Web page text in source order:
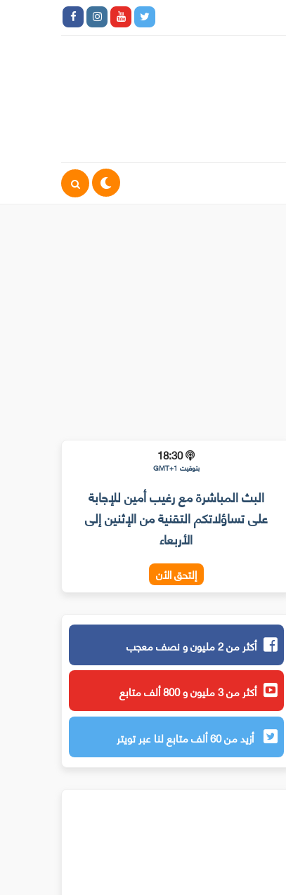
18:30
بتوقيت GMT+1
البث المباشرة مع رغيب أمين للإجابة
على تساؤلاتكم التقنية من الإثنين إلى
الأربعاء
إلتحق الأن
أكثر من 2 مليون و نصف معجب
أكثر من 3 مليون و 800 ألف متابع
أزيد من 60 ألف متابع لنا عبر تويتر